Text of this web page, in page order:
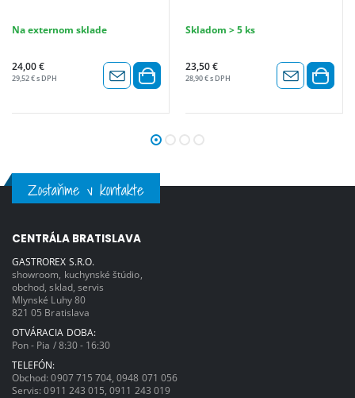
Na externom sklade
24,00 €
29,52 € s DPH
Skladom > 5 ks
23,50 €
28,90 € s DPH
Zostaňme v kontakte
CENTRÁLA BRATISLAVA
GASTROREX S.R.O.
showroom, kuchynské štúdio,
obchod, sklad, servis
Mlynské Luhy 80
821 05 Bratislava
OTVÁRACIA DOBA:
Pon - Pia / 8:30 - 16:30
TELEFÓN:
Obchod:0907 715 704 ,0948 071 056
Servis:0911 243 015 ,0911 243 019